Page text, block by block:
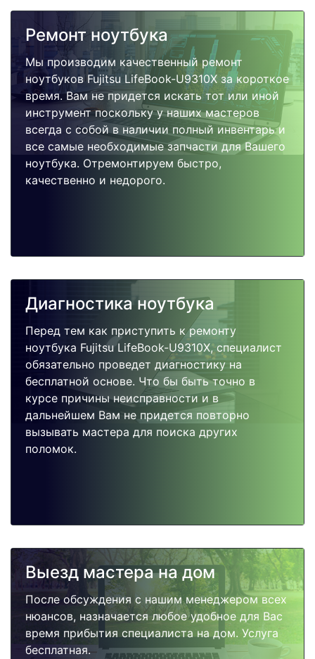
Ремонт ноутбука
Мы производим качественный ремонт
ноутбуков Fujitsu LifeBook-U9310X за короткое
время. Вам не придется искать тот или иной
инструмент поскольку у наших мастеров
всегда с собой в наличии полный инвентарь и
все самые необходимые запчасти для Вашего
ноутбука. Отремонтируем быстро,
качественно и недорого.
Диагностика ноутбука
Перед тем как приступить к ремонту
ноутбука Fujitsu LifeBook-U9310X, специалист
обязательно проведет диагностику на
бесплатной основе. Что бы быть точно в
курсе причины неисправности и в
дальнейшем Вам не придется повторно
вызывать мастера для поиска других
поломок.
Выезд мастера на дом
После обсуждения с нашим менеджером всех
нюансов, назначается любое удобное для Вас
время прибытия специалиста на дом. Услуга
бесплатная.